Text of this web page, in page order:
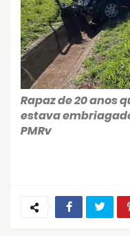
Rapaz de 20 anos
estava
PMRv